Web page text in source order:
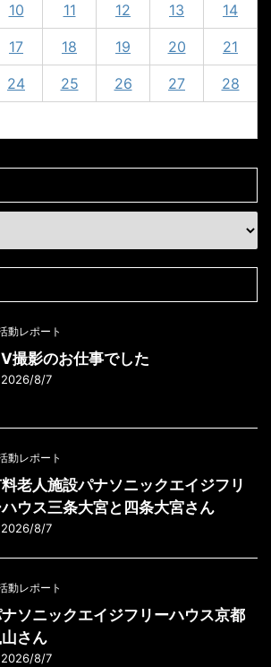
10 11 12 13 14
17 18 19 20 21
24 25 26 27 28
動レポート
撮影のお仕事でした
2026/8/7
動レポート
老人施設パナソニックエイジフリ
ウス三条大宮と四条大宮さん
2026/8/7
動レポート
ソニックエイジフリーハウス京都
さん
2026/8/7